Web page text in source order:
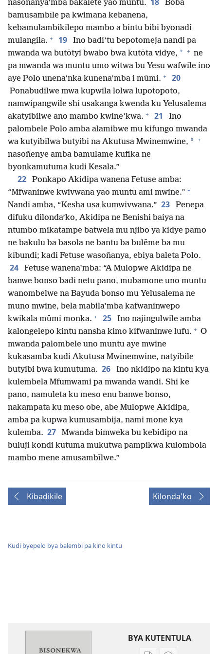
nasoñanya’mba bakalete yao muntu.
Boba
bamusambīle pa kwimana kebanena,
kebamulambikilepo mambo a bintu bibi byonadi
mulangila. + 19
Ino badi’tu bepotomeja nandi pa
mwanda wa butōtyi bwabo bwa kutōta vidye, * + ne
pa mwanda wa muntu umo witwa bu Yesu wafwile ino
aye Polo unena’nka kunena’mba i mūmi. + 20
Ponabudilwe mwa kupwila lolwa lupotopoto,
namwipangwile shi usakanga kwenda ku Yelusalema
akatyibilwe ano mambo kwine’kwa. + 21
Ino
palombele Polo amba alamibwe mu kifungo mwanda
wa kutyibilwa butyibi na Akutusa Mwinemwine, * +
nasoñenye amba bamulame kufika ne
byonkamutuma kudi Kesala.”
22
Ponkapo Akidipa wanena Fetuse amba:
“Mfwaninwe kwivwana yao muntu ami mwine.” +
Nandi amba, “Kesha usa kumwivwana.” 23
Penepa
difuku dilonda’ko, Akidipa ne Benishi baiya na
ntumbo mikatampe batwela mu njibo ya kidye pamo
ne bakulu ba basola ne bantu ba bulēme ba mu
kibundi; kadi Fetuse wasoñanya, ebiya baleta Polo.
24
Fetuse wanena’mba: “A Mulopwe Akidipa ne
banwe bonso badi netu pano, mubamone uno muntu
wanombelwe na Bayuda bonso mu Yelusalema ne
muno mwine, bela mabila’mba kafwaninwepo
kwikala mūmi monka. + 25
Ino najingulwile amba
kalongelepo kintu nansha kimo kifwaninwe lufu. + O
mwanda palombele uno muntu aye mwine
kukasamba kudi Akutusa Mwinemwine, natyibile
butyibi bwa kumutuma. 26
Ino nkidipo na kintu kya
kulembela Mfumwami pa mwanda wandi. Shi ke
pano, namuleta ku meso enu banwe bonso,
nakampata ku meso obe, abe Mulopwe Akidipa,
amba pa kupwa kumusambija, nami mone kya
kulemba. 27
Mwanda bimweka bu kebidipo na
buluji kondi kutuma mukutwa pampikwa kulombola
mambo mene amusambīlwe.”
Kibadikile Kilonda'ko
Kudi byepelo bya balembi pa kino kintu
BYA KUTENTULA